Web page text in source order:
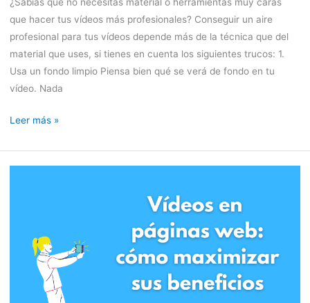
que hacer tus vídeos más profesionales? Conseguir un aire
profesional para tus vídeos depende más de la técnica que del
material que uses, si tienes en cuenta los siguientes trucos: 1.
Usa un fondo limpio Piensa bien qué se verá de fondo en tu
vídeo. Nada
Leer más »
cómo
maximizar
beneficios